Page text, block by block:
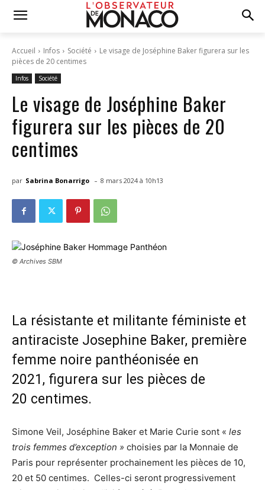
Accueil Infos Société
Le visage de Joséphine Baker figurera sur les
pièces de 20 centimes
Infos Société
Le visage de Joséphine Baker
figurera sur les pièces de 20
centimes
par Sabrina Bonarrigo - 8 mars 2024 à 10h13
© Archives SBM
La résistante et militante féministe et
antiraciste Josephine Baker, première
femme noire panthéonisée en
2021, figurera sur les pièces de
20 centimes.
Simone Veil, Joséphine Baker et Marie Curie sont « les
trois femmes d’exception » choisies par la Monnaie de
Paris pour représenter prochainement les pièces de 10,
20 et 50 centimes. Celles-ci seront progressivement